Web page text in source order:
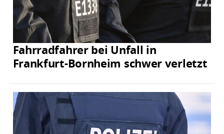
Fahrradfahrer bei Unfall in
Frankfurt-Bornheim schwer verletzt